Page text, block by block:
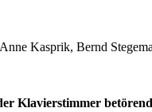
Kasprik, Bernd
Klavierstimmer